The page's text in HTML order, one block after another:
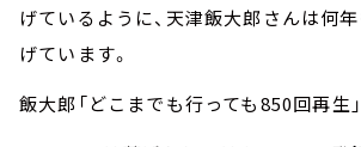
げているように、天津飯大郎さんは何
げています。
飯大郎「どこまでも行っても850回再生」